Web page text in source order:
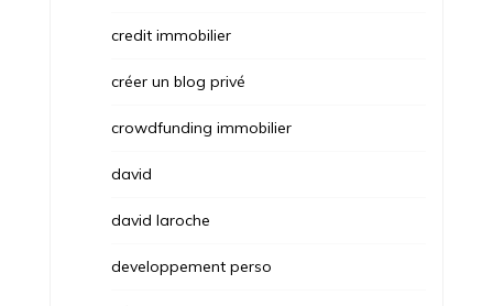
credit immobilier
créer un blog privé
crowdfunding immobilier
david
david laroche
developpement perso